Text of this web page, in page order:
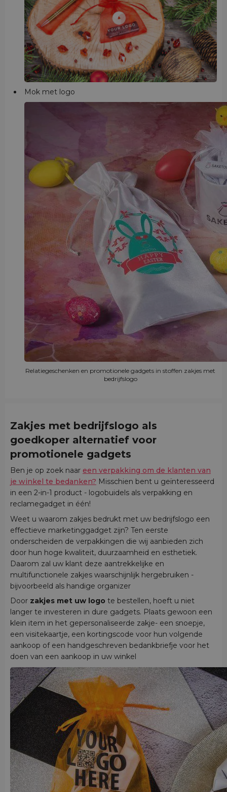
Mok met logo
Relatiegeschenken en promotionele gadgets in stoffen zakjes met
bedrijfslogo
Zakjes met bedrijfslogo als
goedkoper alternatief voor
promotionele gadgets
Ben je op zoek naar een verpakking om de klanten van
je winkel te bedanken? Misschien bent u geïnteresseerd
in een 2-in-1 product - logobuidels als verpakking en
reclamegadget in één!
Weet u waarom zakjes bedrukt met uw bedrijfslogo een
effectieve marketinggadget zijn? Ten eerste
onderscheiden de verpakkingen die wij aanbieden zich
door hun hoge kwaliteit, duurzaamheid en esthetiek.
Daarom zal uw klant deze aantrekkelijke en
multifunctionele zakjes waarschijnlijk hergebruiken -
bijvoorbeeld als handige organizer
Door zakjes met uw logo te bestellen, hoeft u niet
langer te investeren in dure gadgets. Plaats gewoon een
klein item in het gepersonaliseerde zakje- een snoepje,
een visitekaartje, een kortingscode voor hun volgende
aankoop of een handgeschreven bedankbriefje voor het
doen van een aankoop in uw winkel